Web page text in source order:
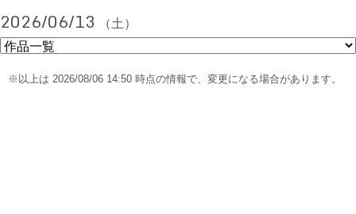
2026/06/13 （土）
※以上は 2026/08/06 14:50 時点の情報で、変更になる場合があります。